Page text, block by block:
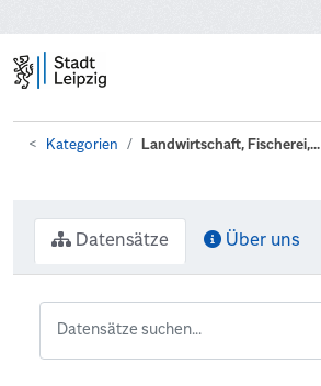
Kategorien Landwirtschaft, Fischerei,...
Datensätze Über uns